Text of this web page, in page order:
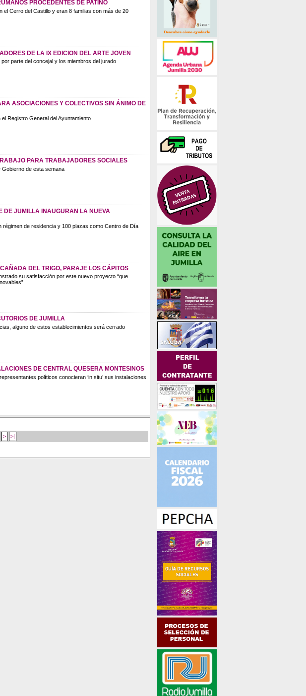
PROCEDENTES DE PATIÑO
Cerro del Castillo y eran 8 familias con más de 20
DE LA IX EDICION DEL ARTE JOVEN
parte del concejal y los miembros del jurado
ASOCIACIONES Y COLECTIVOS SIN ÁNIMO DE
Registro General del Ayuntamiento
PARA TRABAJADORES SOCIALES
de esta semana
DE JUMILLA INAUGURAN LA NUEVA
de residencia y 100 plazas como Centro de Día
DEL TRIGO, PARAJE LOS CÁPITOS
su satisfacción por este nuevo proyecto “que
DE JUMILLA
alguno de estos establecimientos será cerrado
DE CENTRAL QUESERA MONTESINOS
políticos conocieran ‘in situ’ sus instalaciones
> >|